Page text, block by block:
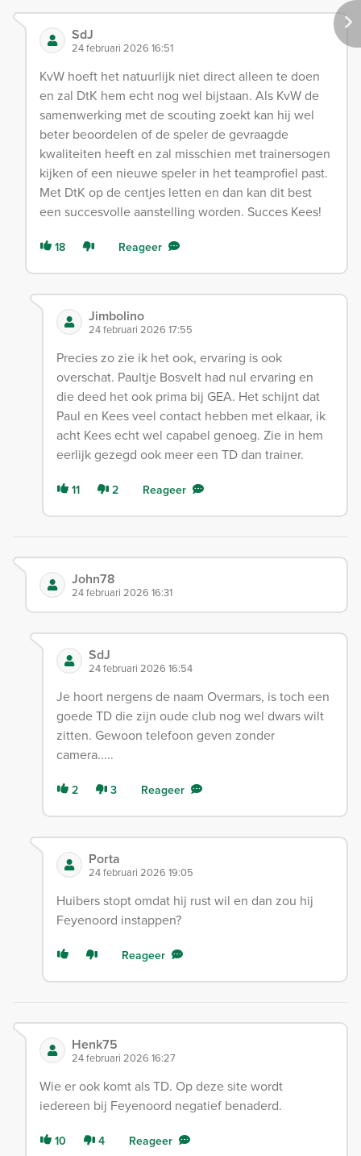
SdJ
24 februari 2026 16:51
KvW hoeft het natuurlijk niet direct alleen te doen
en zal DtK hem echt nog wel bijstaan. Als KvW de
samenwerking met de scouting zoekt kan hij wel
beter beoordelen of de speler de gevraagde
kwaliteiten heeft en zal misschien met trainersogen
kijken of een nieuwe speler in het teamprofiel past.
Met DtK op de centjes letten en dan kan dit best
een succesvolle aanstelling worden. Succes Kees!
18 Reageer
Jimbolino
24 februari 2026 17:55
Precies zo zie ik het ook, ervaring is ook
overschat. Paultje Bosvelt had nul ervaring en
die deed het ook prima bij GEA. Het schijnt dat
Paul en Kees veel contact hebben met elkaar, ik
acht Kees echt wel capabel genoeg. Zie in hem
eerlijk gezegd ook meer een TD dan trainer.
11 2 Reageer
John78
24 februari 2026 16:31
SdJ
24 februari 2026 16:54
Je hoort nergens de naam Overmars, is toch een
goede TD die zijn oude club nog wel dwars wilt
zitten. Gewoon telefoon geven zonder
camera.....
2 3 Reageer
Porta
24 februari 2026 19:05
Huibers stopt omdat hij rust wil en dan zou hij
Feyenoord instappen?
Reageer
Henk75
24 februari 2026 16:27
Wie er ook komt als TD. Op deze site wordt
iedereen bij Feyenoord negatief benaderd.
10 4 Reageer